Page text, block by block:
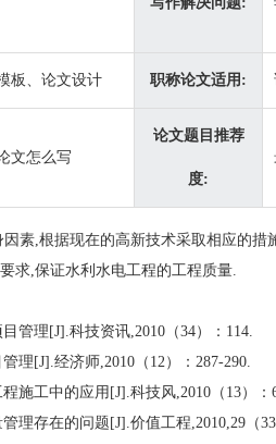
板、论文设计 职称论文适用:
文怎么写
论文题目推荐
度:
素,根据现在的高新技术采取相应的措
求,保证水利水电工程的工程质量.
管理[J].科技资讯,2010（34）：114.
理[J].经济师,2010（12）：287-290.
施工中的应用[J].科技风,2010（13）：
理存在的问题[J].价值工程,2010,29（33